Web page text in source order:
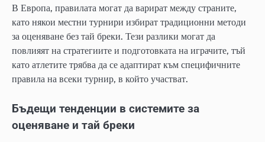
В Европа, правилата могат да варират между страните,
като някои местни турнири избират традиционни методи
за оценяване без тай бреки. Тези разлики могат да
повлияят на стратегиите и подготовката на играчите, тъй
като атлетите трябва да се адаптират към специфичните
правила на всеки турнир, в който участват.
Бъдещи тенденции в системите за
оценяване и тай бреки